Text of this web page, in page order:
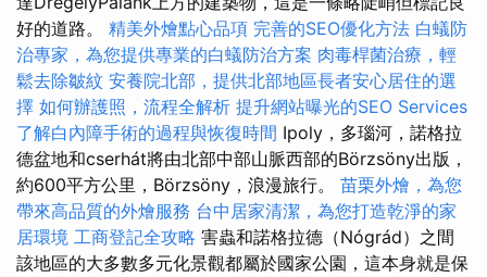
好的道路。 精美外燴點心品項 完善的SEO優化方法 白蟻防
治專家，為您提供專業的白蟻防治方案 肉毒桿菌治療，輕
鬆去除皺紋 安養院北部，提供北部地區長者安心居住的選
擇 如何辦護照，流程全解析 提升網站曝光的SEO Services
了解白內障手術的過程與恢復時間 Ipoly，多瑙河，諾格拉
德盆地和cserhát將由北部中部山脈西部的Börzsöny出版，
約600平方公里，Börzsöny，浪漫旅行。 苗栗外燴，為您
帶來高品質的外燴服務 台中居家清潔，為您打造乾淨的家
居環境 工商登記全攻略 害蟲和諾格拉德（Nógrád）之間
該地區的大多數多元化景觀都屬於國家公園，這本身就是保